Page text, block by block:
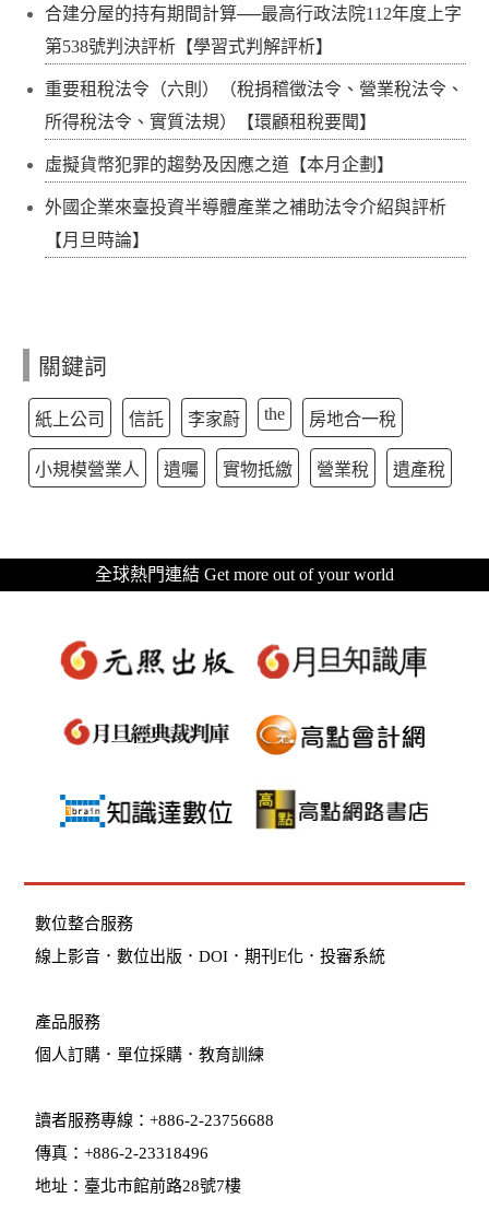
合建分屋的持有期間計算──最高行政法院112年度上字
第538號判決評析【學習式判解評析】
重要租稅法令（六則）（稅捐稽徵法令、營業稅法令、
所得稅法令、實質法規）【環顧租稅要聞】
虛擬貨幣犯罪的趨勢及因應之道【本月企劃】
外國企業來臺投資半導體產業之補助法令介紹與評析
【月旦時論】
關鍵詞
紙上公司 信託 李家蔚 the 房地合一稅
小規模營業人 遺囑 實物抵繳 營業稅 遺產稅
全球熱門連結 Get more out of your world
數位整合服務
線上影音 ．數位出版 ．DOI ．期刊E化 ．投審系統
產品服務
個人訂購 ． 單位採購 ．教育訓練
讀者服務專線：+886-2-23756688
傳真：+886-2-23318496
地址：臺北市館前路28號7樓